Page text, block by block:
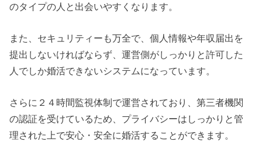
のタイプの人と出会いやすくなります。
また、セキュリティーも万全で、個人情報や年収届出を
提出しないければならず、運営側がしっかりと許可した
人でしか婚活できないシステムになっています。
さらに２４時間監視体制で運営されており、第三者機関
の認証を受けているため、プライバシーはしっかりと管
理された上で安心・安全に婚活することができます。